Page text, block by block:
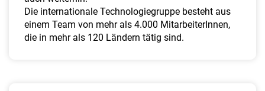
Die internationale Technologiegruppe besteht aus
einem Team von mehr als 4.000 MitarbeiterInnen,
die in mehr als 120 Ländern tätig sind.